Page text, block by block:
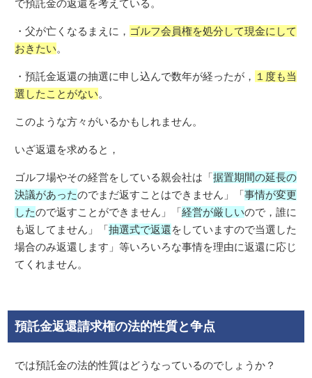
で預託金の返還を考えている。
・父が亡くなるまえに， ゴルフ会員権を処分して現金にして
おきたい。
・預託金返還の抽選に申し込んで数年が経ったが， １度も当
選したことがない。
このような方々がいるかもしれません。
いざ返還を求めると，
ゴルフ場やその経営をしている親会社は「据置期間の延長の
決議があったのでまだ返すことはできません」「事情が変更
したので返すことができません」「経営が厳しいので，誰に
も返してません」「抽選式で返還をしていますので当選した
場合のみ返還します」等いろいろな事情を理由に返還に応じ
てくれません。
預託金返還請求権の法的性質と争点
では預託金の法的性質はどうなっているのでしょうか？